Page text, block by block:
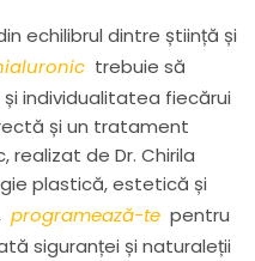
echilibrul dintre știință și
trebuie să
individualitatea fiecărui
și un tratament
realizat de Dr. Chirila
plastică, estetică și
programează-te pentru
siguranței și naturaleții